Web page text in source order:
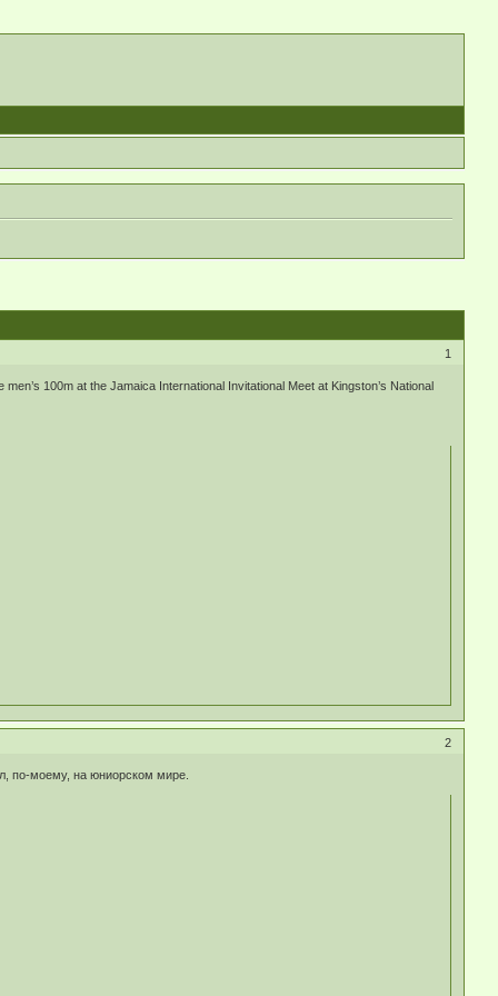
1
100m at the Jamaica International Invitational Meet at Kingston’s National
2
по-моему, на юниорском мире.